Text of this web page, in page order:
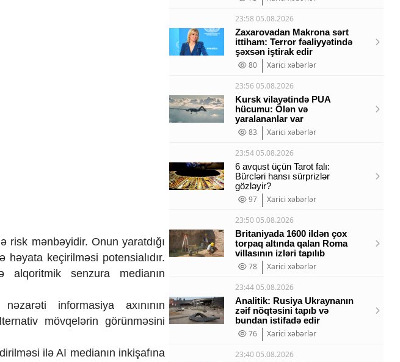
mənbəyidir. Onun yaratdığı
keçirilməsi potensialıdır.
alqoritmik senzura medianın
informasiya axınının
mövqelərin görünməsini
ilə AI medianın inkişafına
23:58 05.08.2026
Zaxarovadan Makrona sərt
ittiham: Terror fəaliyyətində
şəxsən iştirak edir
80
Xarici xəbərlər
23:56 05.08.2026
Kursk vilayətində PUA
hücumu: Ölən və
yaralananlar var
83
Xarici xəbərlər
23:54 05.08.2026
6 avqust üçün Tarot falı:
Bürcləri hansı sürprizlər
gözləyir?
97
Xarici xəbərlər
23:50 05.08.2026
Britaniyada 1600 ildən çox
torpaq altında qalan Roma
villasının izləri tapılıb
78
Xarici xəbərlər
23:44 05.08.2026
Analitik: Rusiya Ukraynanın
zəif nöqtəsini tapıb və
bundan istifadə edir
76
Xarici xəbərlər
23:40 05.08.2026